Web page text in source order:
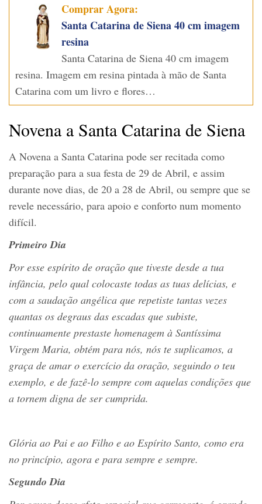
Comprar Agora:
Santa Catarina de Siena 40 cm imagem
resina
Santa Catarina de Siena 40 cm imagem
resina. Imagem em resina pintada à mão de Santa
Catarina com um livro e flores…
Novena a Santa Catarina de Siena
A Novena a Santa Catarina pode ser recitada como
preparação para a sua festa de 29 de Abril, e assim
durante nove dias, de 20 a 28 de Abril, ou sempre que se
revele necessário, para apoio e conforto num momento
difícil.
Primeiro Dia
Por esse espírito de oração que tiveste desde a tua
infância, pelo qual colocaste todas as tuas delícias, e
com a saudação angélica que repetiste tantas vezes
quantas os degraus das escadas que subiste,
continuamente prestaste homenagem à Santíssima
Virgem Maria, obtém para nós, nós te suplicamos, a
graça de amar o exercício da oração, seguindo o teu
exemplo, e de fazê-lo sempre com aquelas condições que
a tornem digna de ser cumprida.
Glória ao Pai e ao Filho e ao Espírito Santo, como era
no princípio, agora e para sempre e sempre.
Segundo Dia